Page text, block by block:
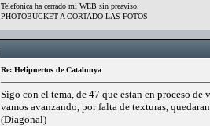
Telefonica ha cerrado mi WEB sin preaviso.
PHOTOBUCKET A CORTADO LAS FOTOS
Re: Helipuertos de Catalunya
Sigo con el tema, de 47 que estan en proceso
vamos avanzando, por falta de texturas,
(Diagonal)